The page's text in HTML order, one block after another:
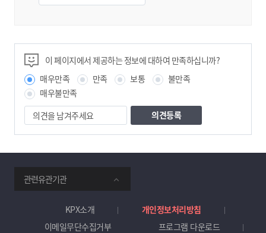
이 페이지에서 제공하는 정보에 대하여 만족하십니까?
매우만족
만족 보통
불만족
매우불만족
의
견
을
겨
주
세
요
관련유관기관
KPX소개
개인정보처리방침
이메일무단수집거부
프로그램 다운로드